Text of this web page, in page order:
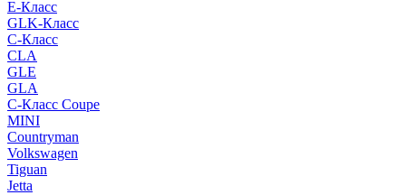
E-Класс
GLK-Класс
C-Класс
CLA
GLE
GLA
C-Класс Coupe
MINI
Countryman
Volkswagen
Tiguan
Jetta